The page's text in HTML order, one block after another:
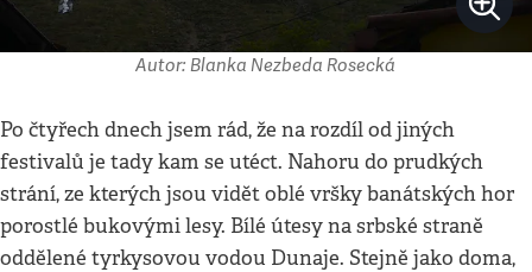
Autor: Blanka Nezbeda Rosecká
Po čtyřech dnech jsem rád, že na rozdíl od jiných
festivalů je tady kam se utéct. Nahoru do prudkých
strání, ze kterých jsou vidět oblé vršky banátských hor
porostlé bukovými lesy. Bílé útesy na srbské straně
oddělené tyrkysovou vodou Dunaje. Stejně jako doma,